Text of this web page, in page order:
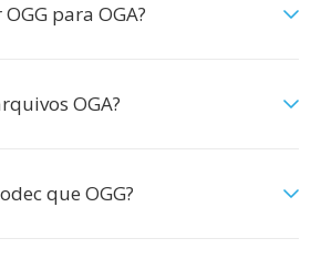
para OGA?
OGA?
que OGG?